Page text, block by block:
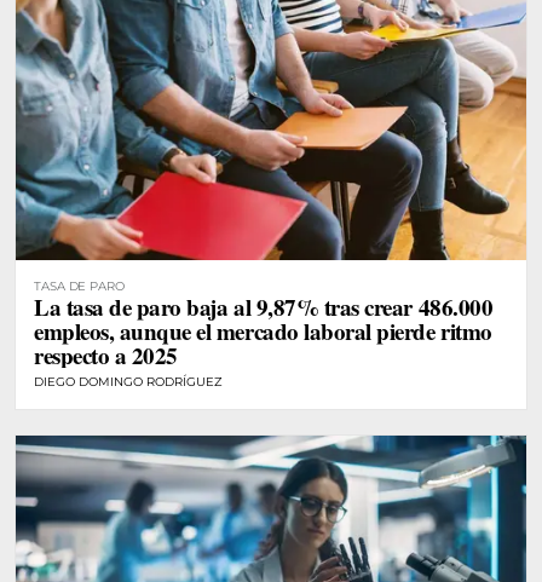
TASA DE PARO
La tasa de paro baja al 9,87% tras crear 486.000
empleos, aunque el mercado laboral pierde ritmo
respecto a 2025
DIEGO DOMINGO RODRÍGUEZ